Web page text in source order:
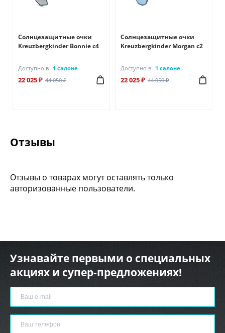
Солнцезащитные очки
Kreuzbergkinder Bonnie c4
Доступно в 1 салоне
22 025 ₽ 44 050 ₽
Солнцезащитные очки
Kreuzbergkinder Morgan c2
Доступно в 1 салоне
22 025 ₽ 44 050 ₽
Отзывы
Отзывы о товарах могут оставлять только
авторизованные пользователи.
Узнавайте первыми о специальных
акциях и супер-предложениях!